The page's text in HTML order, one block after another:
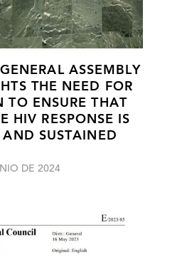
ASSEMBLY
THE NEED FOR
TO ENSURE THAT
HIV RESPONSE IS
AND SUSTAINED
DE 2024